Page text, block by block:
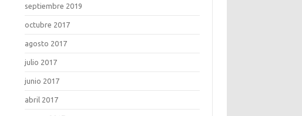
septiembre 2019
octubre 2017
agosto 2017
julio 2017
junio 2017
abril 2017